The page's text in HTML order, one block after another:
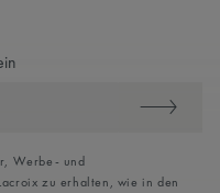
Werbe- und
zu erhalten, wie in den